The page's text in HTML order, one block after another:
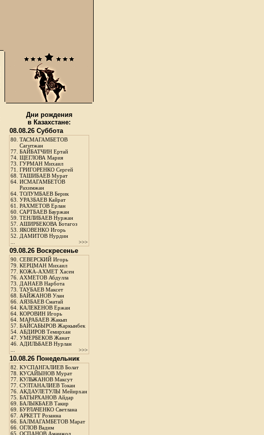
Дни рождения
в Казахстане:
08.08.26 Суббота
80. ТАСМАГАМБЕТОВ
Сагитжан
77. БАЙБАТЧИН Ертай
74. ЩЕГЛОВА Мария
73. ГУРМАН Михаил
71. ГРИГОРЕНКО Сергей
68. ТАШИБАЕВ Мурат
64. ИСМАГАМБЕТОВ
Рахимжан
64. ТОЛУМБАЕВ Берик
63. УРАЗБАЕВ Кайрат
61. РАХМЕТОВ Ерлан
60. САРТБАЕВ Бауржан
59. ТЕНЛИБАЕВ Нуржан
57. АШИРБЕКОВА Ботагоз
53. ЯКОВЕНКО Игорь
52. ДАМИТОВ Нурдин
>>>
09.08.26 Воскресенье
90. СЕВЕРСКИЙ Игорь
79. КЕРЦМАН Михаил
77. КОЖА-АХМЕТ Хасен
76. АХМЕТОВ Абдулла
73. ДАНАЕВ Нарбота
73. ТАУБАЕВ Максет
68. БАЙЖАНОВ Улан
66. АЯЗБАЕВ Сматай
64. КАЛЕКЕНОВ Ержан
64. КОРОВИН Игорь
64. МАРАБАЕВ Жакып
57. БАЙСАБЫРОВ Жаркынбек
54. АБДИРОВ Темирхан
47. УМЕРБЕКОВ Жанат
46. АДИЛЬБАЕВ Нурлан
>>>
10.08.26 Понедельник
82. КУСПАНГАЛИЕВ Болат
78. КУСАЙЫНОВ Мурат
77. КУЛЬЖАНОВ Максут
77. СУЛТАНАЛИЕВ Токан
76. АКДАУЛЕТУЛЫ Мейирхан
75. БАТЫРХАНОВ Айдар
69. БАЛЫКБАЕВ Такир
69. БУРЛАЧЕНКО Светлана
67. АРКЕТТ Розанна
66. БАЛМАГАМБЕТОВ Марат
66. ОГЛОВ Вадим
65. ОСПАНОВ Аманжол